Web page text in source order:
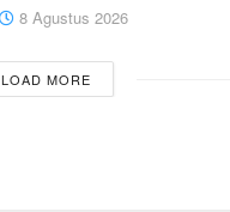
8 Agustus 2026
LOAD MORE